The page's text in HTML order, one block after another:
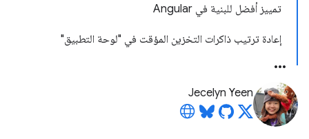
تمييز أفضل للبنية في Angular
إعادة ترتيب ذاكرات التخزين المؤقت في "لوحة التطبيق"
Jecelyn Yeen